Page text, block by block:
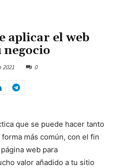
aplicar el web
0
que se puede hacer tanto
más común, con el fin
web para
valor añadido a tu sitio